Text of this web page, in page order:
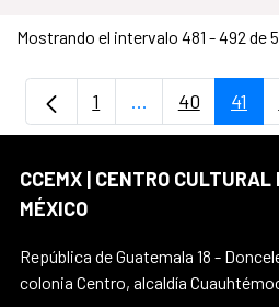
Mostrando el intervalo 481 - 492 de
Página
1 ...PáginasPágina
40 41
CCEMX | CENTRO CULTURAL
MÉXICO
República de Guatemala 18 -
colonia Centro, alcaldía